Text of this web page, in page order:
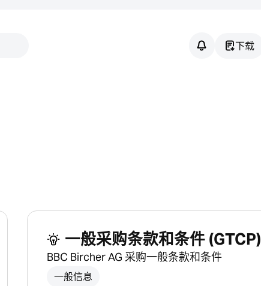
下载
一般采购条款和条件 (GTCP)
BBC Bircher AG 采购一般条款和条件
一般信息